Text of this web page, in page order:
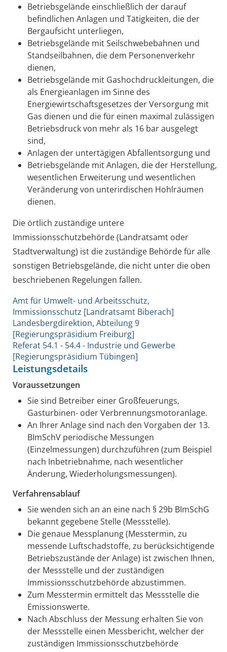
Betriebsgelände einschließlich der darauf
befindlichen Anlagen und Tätigkeiten, die der
Bergaufsicht unterliegen,
Betriebsgelände mit Seilschwebebahnen und
Standseilbahnen, die dem Personenverkehr
dienen,
Betriebsgelände mit Gashochdruckleitungen, die
als Energieanlagen im Sinne des
Energiewirtschaftsgesetzes der Versorgung mit
Gas dienen und die für einen maximal zulässigen
Betriebsdruck von mehr als 16 bar ausgelegt
sind,
Anlagen der untertägigen Abfallentsorgung und
Betriebsgelände mit Anlagen, die der Herstellung,
wesentlichen Erweiterung und wesentlichen
Veränderung von unterirdischen Hohlräumen
dienen.
Die örtlich zuständige untere
Immissionsschutzbehörde (Landratsamt oder
Stadtverwaltung) ist die zuständige Behörde für alle
sonstigen Betriebsgelände, die nicht unter die oben
beschriebenen Regelungen fallen.
Amt für Umwelt- und Arbeitsschutz,
Immissionsschutz [Landratsamt Biberach]
Landesbergdirektion, Abteilung 9
[Regierungspräsidium Freiburg]
Referat 54.1 - 54.4 - Industrie und Gewerbe
[Regierungspräsidium Tübingen]
Leistungsdetails
Voraussetzungen
Sie sind Betreiber einer Großfeuerungs,
Gasturbinen- oder Verbrennungsmotoranlage.
An Ihrer Anlage sind nach den Vorgaben der 13.
BImSchV periodische Messungen
(Einzelmessungen) durchzuführen (zum Beispiel
nach Inbetriebnahme, nach wesentlicher
Änderung, Wiederholungsmessungen).
Verfahrensablauf
Sie wenden sich an an eine nach § 29b BImSchG
bekannt gegebene Stelle (Messstelle).
Die genaue Messplanung (Messtermin, zu
messende Luftschadstoffe, zu berücksichtigende
Betriebszustände der Anlage) ist zwischen Ihnen,
der Messstelle und der zuständigen
Immissionsschutzbehörde abzustimmen.
Zum Messtermin ermittelt das Messstelle die
Emissionswerte.
Nach Abschluss der Messung erhalten Sie von
der Messstelle einen Messbericht, welcher der
zuständigen Immissionsschutzbehörde